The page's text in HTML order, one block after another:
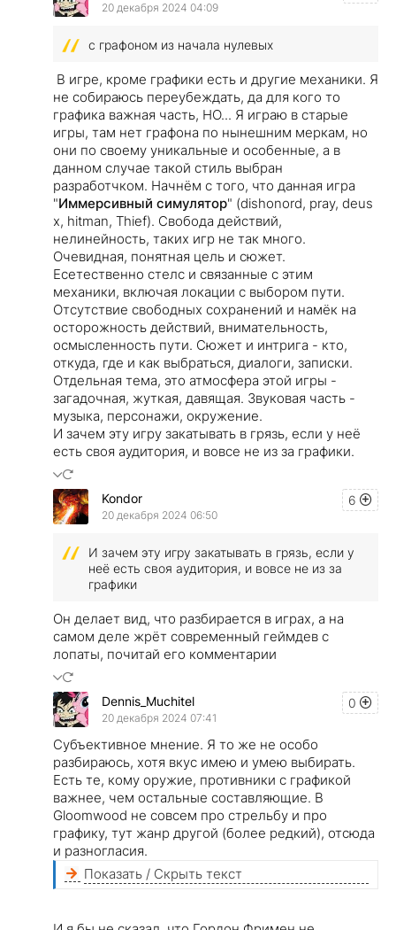
20 декабря 2024 04:09
с графоном из начала нулевых
В игре, кроме графики есть и другие механики. Я
не собираюсь переубеждать, да для кого то
графика важная часть, НО... Я играю в старые
игры, там нет графона по нынешним меркам, но
они по своему уникальные и особенные, а в
данном случае такой стиль выбран
разработчком. Начнём с того, что данная игра
"Иммерсивный симулятор" (dishonord, pray, deus
x, hitman, Thief). Свобода действий,
нелинейность, таких игр не так много.
Очевидная, понятная цель и сюжет.
Есетественно стелс и связанные с этим
механики, включая локации с выбором пути.
Отсутствие свободных сохранений и намёк на
осторожность действий, внимательность,
осмысленность пути. Сюжет и интрига - кто,
откуда, где и как выбраться, диалоги, записки.
Отдельная тема, это атмосфера этой игры -
загадочная, жуткая, давящая. Звуковая часть -
музыка, персонажи, окружение.
И зачем эту игру закатывать в грязь, если у неё
есть своя аудитория, и вовсе не из за графики.
6
Kondor
20 декабря 2024 06:50
И зачем эту игру закатывать в грязь, если у
неё есть своя аудитория, и вовсе не из за
графики
Он делает вид, что разбирается в играх, а на
самом деле жрёт современный геймдев с
лопаты, почитай его комментарии
0
Dennis_Muchitel
20 декабря 2024 07:41
Субъективное мнение. Я то же не особо
разбираюсь, хотя вкус имею и умею выбирать.
Есть те, кому оружие, противники с графикой
важнее, чем остальные составляющие. В
Gloomwood не совсем про стрельбу и про
графику, тут жанр другой (более редкий), отсюда
и разногласия.
Показать / Скрыть текст